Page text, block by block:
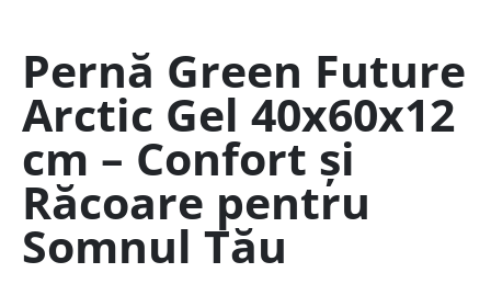
Pernă Green Future
Arctic Gel 40x60x12
cm – Confort și
Răcoare pentru
Somnul Tău